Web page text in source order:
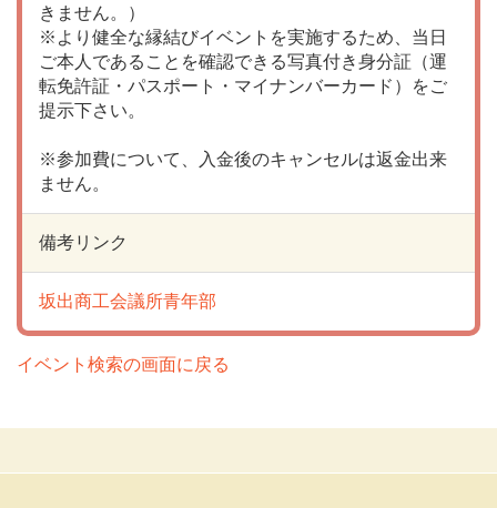
きません。）
※より健全な縁結びイベントを実施するため、当日
ご本人であることを確認できる写真付き身分証（運
転免許証・パスポート・マイナンバーカード）をご
提示下さい。
※参加費について、入金後のキャンセルは返金出来
ません。
備考リンク
坂出商工会議所青年部
イベント検索の画面に戻る